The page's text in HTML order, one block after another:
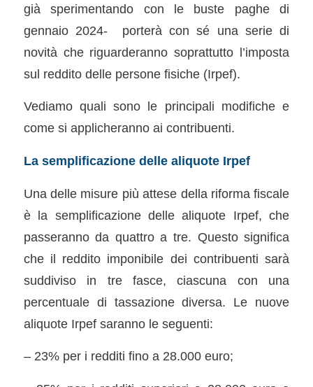
già sperimentando con le buste paghe di
gennaio 2024- porterà con sé una serie di
novità che riguarderanno soprattutto l’imposta
sul reddito delle persone fisiche (Irpef).
Vediamo quali sono le principali modifiche e
come si applicheranno ai contribuenti.
La semplificazione delle aliquote Irpef
Una delle misure più attese della riforma fiscale
è la semplificazione delle aliquote Irpef, che
passeranno da quattro a tre. Questo significa
che il reddito imponibile dei contribuenti sarà
suddiviso in tre fasce, ciascuna con una
percentuale di tassazione diversa. Le nuove
aliquote Irpef saranno le seguenti:
– 23% per i redditi fino a 28.000 euro;